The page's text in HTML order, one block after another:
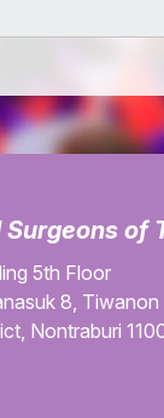
Surgeons of
5th Floor
8, Tiwanon
Nontraburi